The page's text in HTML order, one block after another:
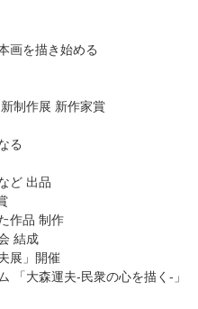
画を描き始める
制作展 新作家賞
る
ど 出品
作品 制作
結成
展」開催
大森運夫-民衆の心を描く-」